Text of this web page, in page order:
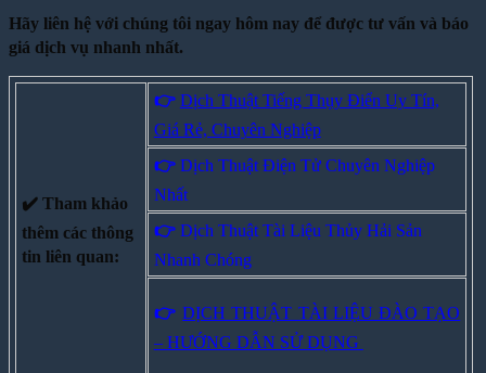
Hãy liên hệ với chúng tôi ngay hôm nay để được tư vấn và báo
giá dịch vụ nhanh nhất.
✔️ Tham khảo
thêm các thông
tin liên quan:
👉 Dịch Thuật Tiếng Thụy Điển Uy Tín,
Giá Rẻ, Chuyên Nghiệp
👉 Dịch Thuật Điện Tử Chuyên Nghiệp
Nhất
👉 Dịch Thuật Tài Liệu Thủy Hải Sản
Nhanh Chóng
👉DỊCH THUẬT TÀI LIỆU ĐÀO TẠO
– HƯỚNG DẪN SỬ DỤNG